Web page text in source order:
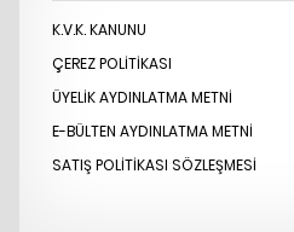
K.V.K. KANUNU
ÇEREZ POLITIKASI
ÜYELIK AYDINLATMA METNI
E-BÜLTEN AYDINLATMA METNI
SATIŞ POLITIKASI SÖZLEŞMESI